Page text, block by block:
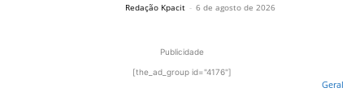
Redação Kpacit - 6 de agosto de 2026
Publicidade
[the_ad_group id="4176"]
Geral